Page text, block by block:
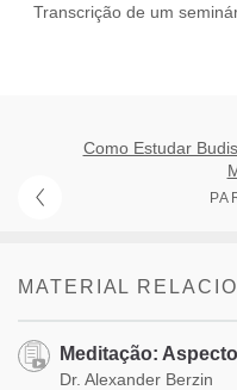
Transcrição de um
Como Estudar
MATERIAL
Meditação:
Dr. Alexander Berzin